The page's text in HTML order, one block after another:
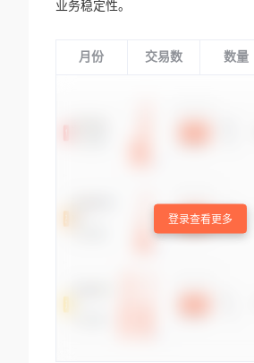
业务稳定性。
月份 交易数 数量
登录查看更多